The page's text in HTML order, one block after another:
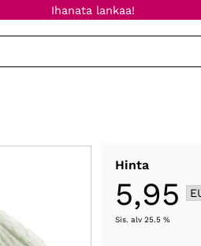
Ihanata lankaa!
Hinta
5,95
Sis. alv 25.5 %